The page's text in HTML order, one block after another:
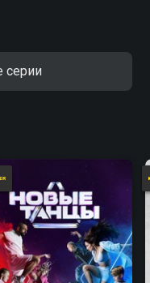
серии